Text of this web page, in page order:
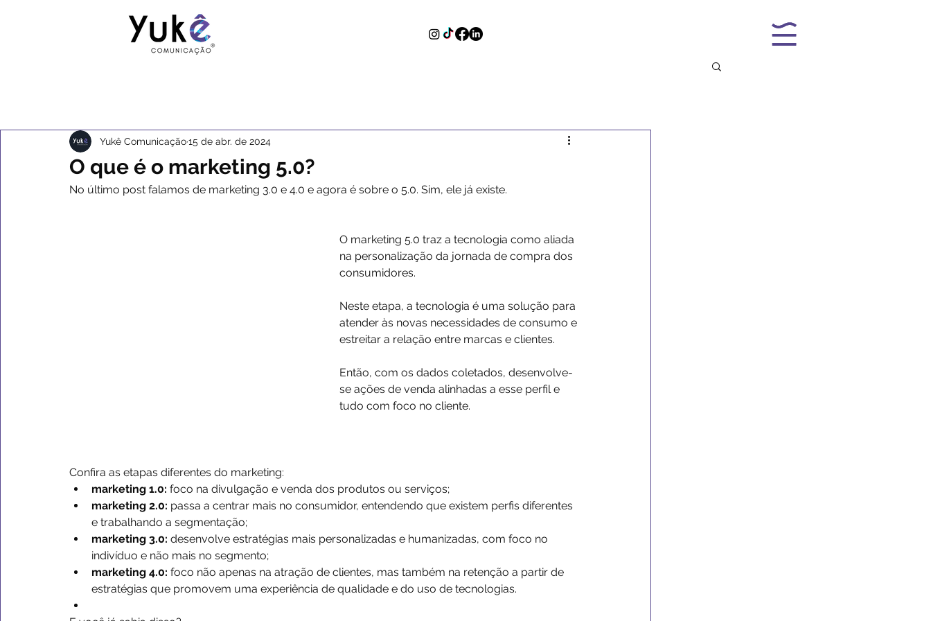
O que é o marketing 5.0?
Yukê Comunicação15 de abr. de 2024
No último post falamos de marketing 3.0 e 4.0 e agora é sobre o 5.0. Sim, ele já existe.
O marketing 5.0 traz a tecnologia como aliada
na personalização da jornada de compra dos
consumidores.
Neste etapa, a tecnologia é uma solução para
atender às novas necessidades de consumo e
estreitar a relação entre marcas e clientes.
Então, com os dados coletados, desenvolve-
se ações de venda alinhadas a esse perfil e
tudo com foco no cliente.
Confira as etapas diferentes do marketing:
marketing 1.0: foco na divulgação e venda dos produtos ou serviços;
marketing 2.0: passa a centrar mais no consumidor, entendendo que existem perfis diferentes
e trabalhando a segmentação;
marketing 3.0: desenvolve estratégias mais personalizadas e humanizadas, com foco no
indivíduo e não mais no segmento;
marketing 4.0: foco não apenas na atração de clientes, mas também na retenção a partir de
estratégias que promovem uma experiência de qualidade e do uso de tecnologias.